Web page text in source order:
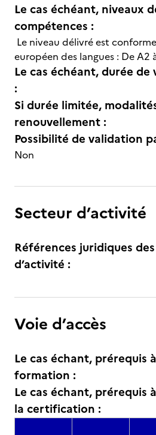
Le cas échéant, niveaux
compétences :
Le niveau délivré est
européen des langues : De A2
Le cas échéant, durée
:
Si durée limitée,
renouvellement :
Possibilité de validation
Non
Secteur d’activité
Références juridiques
d’activité :
Voie d’accès
Le cas échant, prérequis
formation :
Le cas échant, prérequis
la certification :